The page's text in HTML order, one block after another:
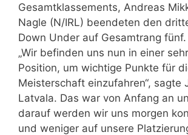
Gesamtklassements, Andreas
Nagle (N/IRL) beendeten den
Down Under auf Gesamtrang fünf.
„Wir befinden uns nun in einer
Position, um wichtige Punkte für
Meisterschaft einzufahren“, sagte
Latvala. Das war von Anfang an
darauf werden wir uns morgen
und weniger auf unsere